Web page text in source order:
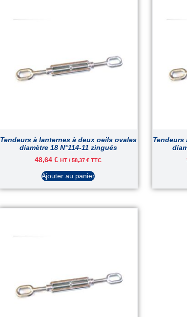
Tendeurs à lanternes à deux oeils ovales
diamètre 18 N°114-11 zingués
48,64€ HT /58,37€ TTC
Ajouter au panier
Tendeurs